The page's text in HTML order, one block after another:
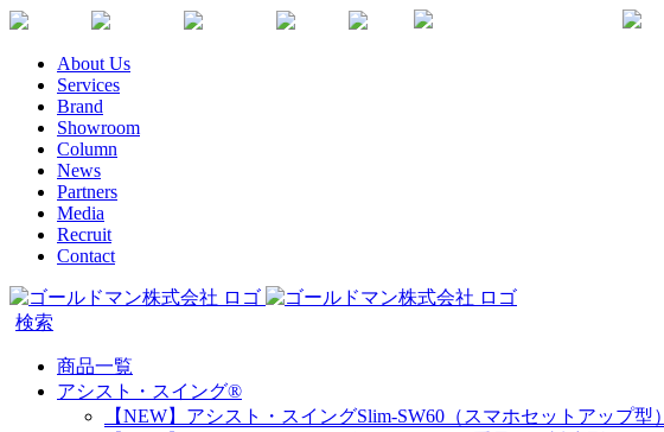
Skip
content
Youtube Instagram Facebook Twitter SDGs
か
楽
About Us
Services
Brand
Showroom
Column
News
Partners
Media
Recruit
Contact
商品一覧
アシスト・スイング®
【NEW】アシスト・スイングSlim-SW60（スマホセットアップ型）